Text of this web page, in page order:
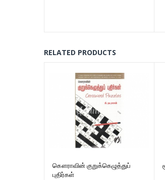
RELATED PRODUCTS
கௌராவின் குறுக்கெழுத்துப்
புதிர்கள்